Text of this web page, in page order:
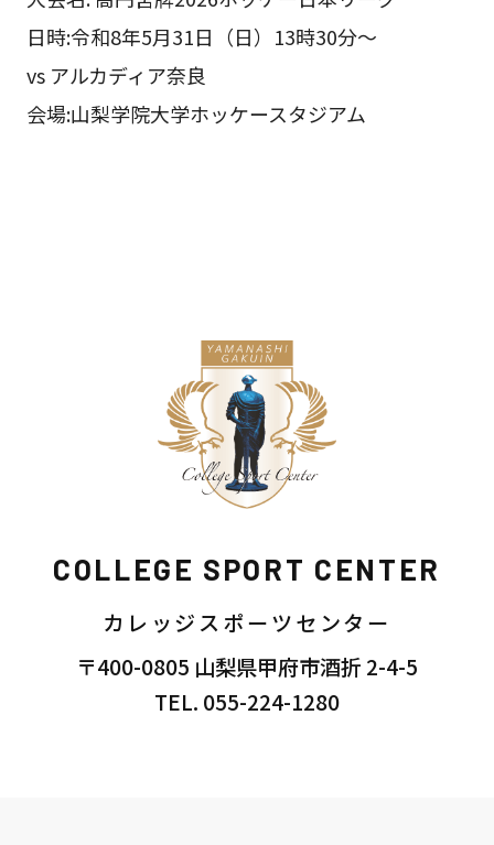
日時:令和8年5月31日（日）13時30分〜
vs アルカディア奈良
会場:山梨学院大学ホッケースタジアム
COLLEGE SPORT CENTER
カレッジスポーツセンター
〒400-0805 山梨県甲府市酒折 2-4-5
TEL. 055-224-1280